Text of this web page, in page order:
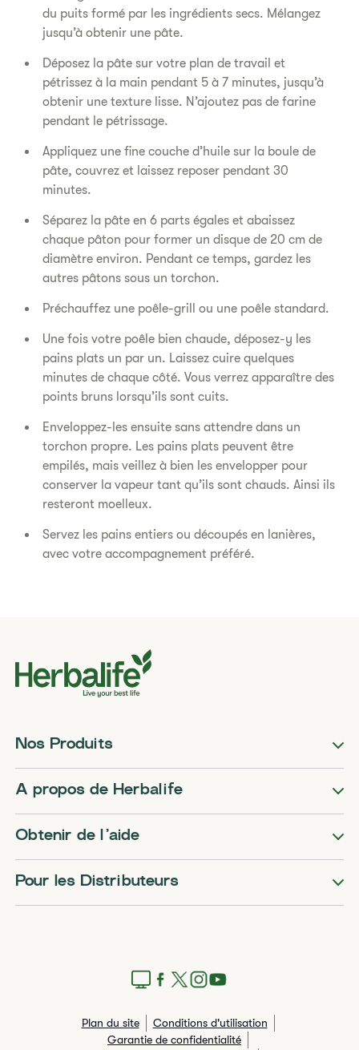
du puits formé par les ingrédients secs. Mélangez
jusqu’à obtenir une pâte.
Déposez la pâte sur votre plan de travail et
pétrissez à la main pendant 5 à 7 minutes, jusqu’à
obtenir une texture lisse. N’ajoutez pas de farine
pendant le pétrissage.
Appliquez une fine couche d’huile sur la boule de
pâte, couvrez et laissez reposer pendant 30
minutes.
Séparez la pâte en 6 parts égales et abaissez
chaque pâton pour former un disque de 20 cm de
diamètre environ. Pendant ce temps, gardez les
autres pâtons sous un torchon.
Préchauffez une poêle-grill ou une poêle standard.
Une fois votre poêle bien chaude, déposez-y les
pains plats un par un. Laissez cuire quelques
minutes de chaque côté. Vous verrez apparaître des
points bruns lorsqu’ils sont cuits.
Enveloppez-les ensuite sans attendre dans un
torchon propre. Les pains plats peuvent être
empilés, mais veillez à bien les envelopper pour
conserver la vapeur tant qu’ils sont chauds. Ainsi ils
resteront moelleux.
Servez les pains entiers ou découpés en lanières,
avec votre accompagnement préféré.
Nos Produits
A propos de Herbalife
Obtenir de l’aide
Pour les Distributeurs
Plan du site
Conditions d'utilisation
Garantie de confidentialité